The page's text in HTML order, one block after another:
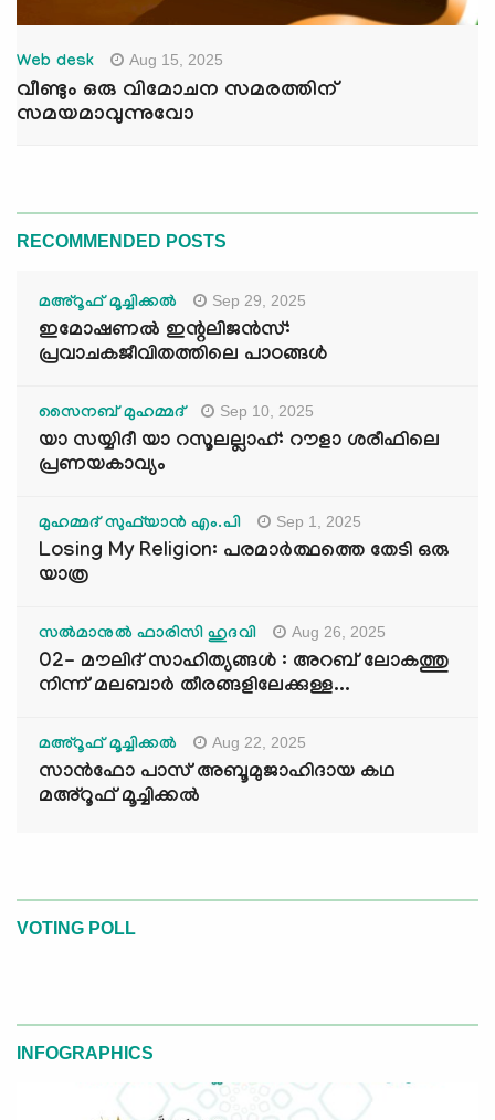
Web desk Aug 15, 2025
വീണ്ടും ഒരു വിമോചന സമരത്തിന്
സമയമാവുന്നുവോ
RECOMMENDED POSTS
മഅ്റൂഫ് മൂച്ചിക്കല്‍ Sep 29, 2025
ഇമോഷണൽ ഇന്റലിജൻസ്:
പ്രവാചകജീവിതത്തിലെ പാഠങ്ങൾ
സൈനബ് മുഹമ്മദ് Sep 10, 2025
യാ സയ്യിദീ യാ റസൂലല്ലാഹ്: റൗളാ ശരീഫിലെ
പ്രണയകാവ്യം
മുഹമ്മദ് സുഫ്‌യാൻ എം.പി Sep 1, 2025
Losing My Religion: പരമാർത്ഥത്തെ തേടി ഒരു
യാത്ര
സൽമാനുൽ ഫാരിസി ഹുദവി Aug 26, 2025
02- മൗലിദ് സാഹിത്യങ്ങൾ : അറബ് ലോകത്തു
നിന്ന് മലബാർ തീരങ്ങളിലേക്കുള്ള...
മഅ്റൂഫ് മൂച്ചിക്കല്‍ Aug 22, 2025
സാൻഫോ പാസ് അബൂമുജാഹിദായ കഥ
മഅ്റൂഫ് മൂച്ചിക്കല്‍
VOTING POLL
INFOGRAPHICS